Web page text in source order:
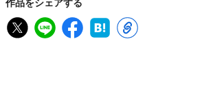
作品をシェアする